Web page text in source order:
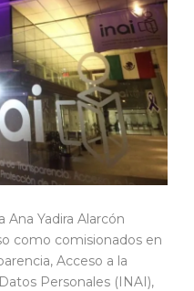
Ana Yadira Alarcón
como comisionados en
Acceso a la
Personales (INAI),